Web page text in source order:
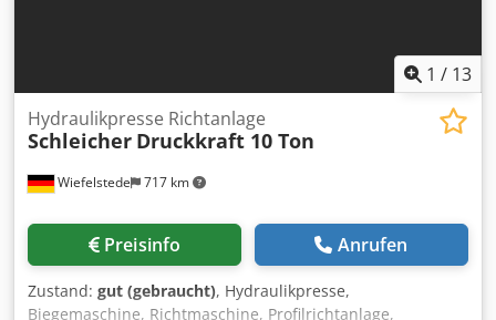
1 / 13
Wiefelstede 717 km
Hydraulikpresse Richtanlage
Schleicher Druckkraft 10 Ton
Preisinfo Anrufen
Zustand: gut (gebraucht), Hydraulikpresse,
Biegemaschine, Richtmaschine, Profilrichtanlage,